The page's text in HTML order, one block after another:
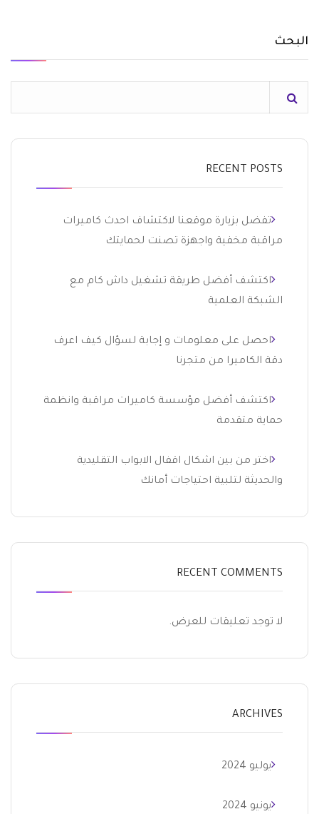
البحث
RECENT POSTS
تفضل بزيارة موقعنا لاكتشاف احدث كاميرات
مراقبة مخفية واجهزة تصنت لحمايتك
اكتشف أفضل طريقة تشغيل داش كام مع
الشبكة العلمية
احصل على معلومات و إجابة لسؤال كيف اعرف
دقة الكاميرا من متجرنا
اكتشف أفضل مؤسسة كاميرات مراقبة وانظمة
حماية متقدمة
اختر من بين اشكال اقفال الابواب التقليدية
والحديثة لتلبية احتياجات أمانك
RECENT COMMENTS
لا توجد تعليقات للعرض.
ARCHIVES
يوليو 2024
يونيو 2024